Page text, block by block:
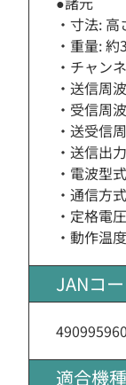
・寸法:
・重量:
・チャン
・送信周
・受信周
・送受信
・送信出
・電波型
・通信方
・定格電
・動作温
JANコ
適合機種